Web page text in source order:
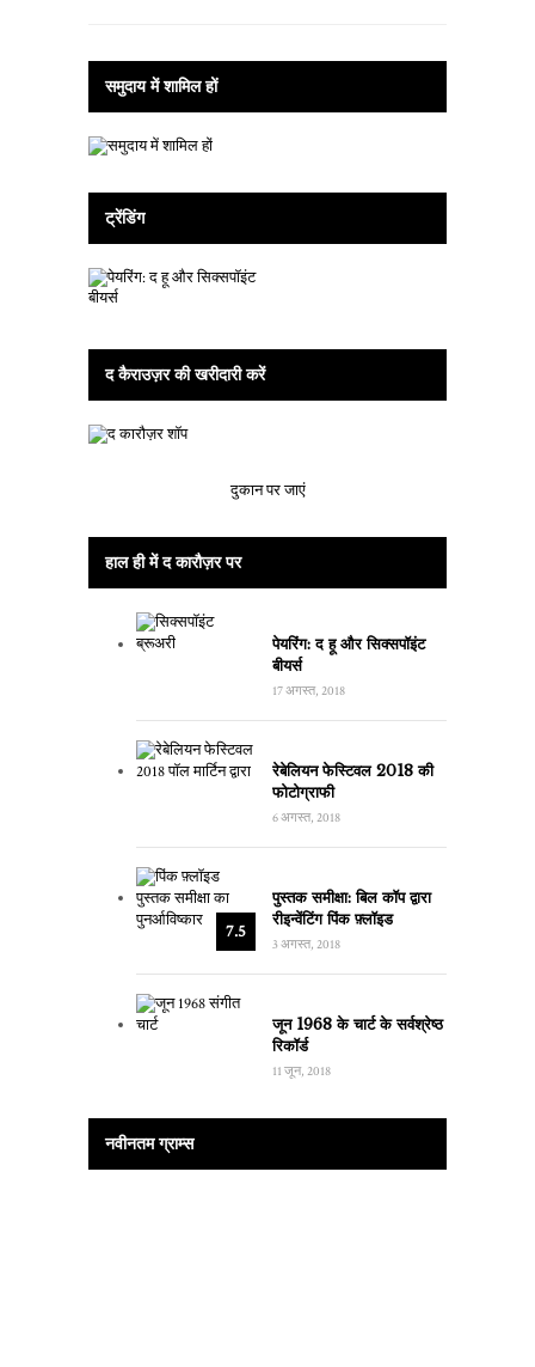
समुदाय में शामिल हों
ट्रेंडिंग
द कैराउज़र की खरीदारी करें
दुकान पर जाएं
हाल ही में द कारौज़र पर
पेयरिंग: द हू और सिक्सपॉइंट
बीयर्स
17 अगस्त, 2018
रेबेलियन फेस्टिवल 2018 की
फोटोग्राफी
6 अगस्त, 2018
7.5
पुस्तक समीक्षा: बिल कॉप द्वारा
रीइन्वेंटिंग पिंक फ़्लॉइड
3 अगस्त, 2018
जून 1968 के चार्ट के सर्वश्रेष्ठ
रिकॉर्ड
11 जून, 2018
नवीनतम ग्राम्स